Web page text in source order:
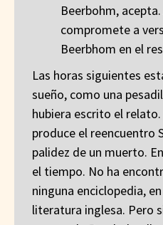
Beerbohm,
compromete a
Beerbhom en el
Las horas siguientes
sueño, como una
hubiera escrito el
produce el reencuentro
palidez de un muerto.
el tiempo. No ha
ninguna enciclopedia,
literatura inglesa. Pero